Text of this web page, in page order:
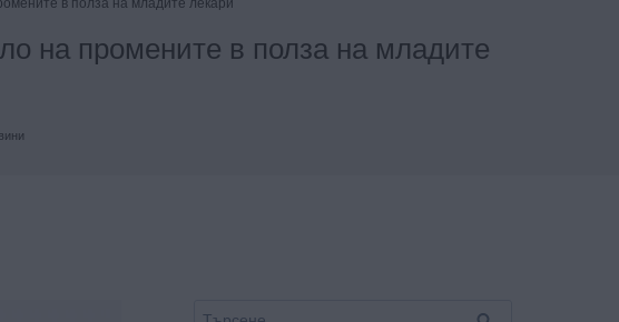
в полза на младите лекари
на промените в полза на младите
Търсене